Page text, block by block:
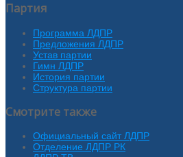
Партия
Программа ЛДПР
Предложения ЛДПР
Устав партии
Гимн ЛДПР
История партии
Структура партии
Смотрите также
Официальный сайт ЛДПР
Отделение ЛДПР РК